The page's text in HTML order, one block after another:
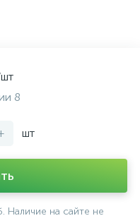
8
шт
Наличие на сайте не